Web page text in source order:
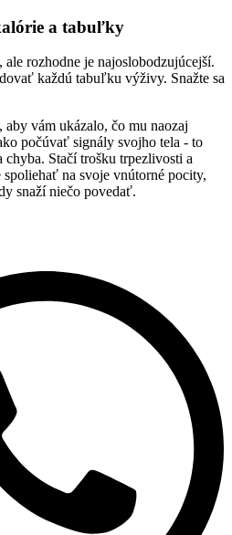
a tabuľky
rozhodne je najoslobodzujúcejší.
každú tabuľku výživy. Snažte sa
vám ukázalo, čo mu naozaj
počúvať signály svojho tela - to
chyba. Stačí trošku trpezlivosti a
spoliehať na svoje vnútorné pocity,
snaží niečo povedať.